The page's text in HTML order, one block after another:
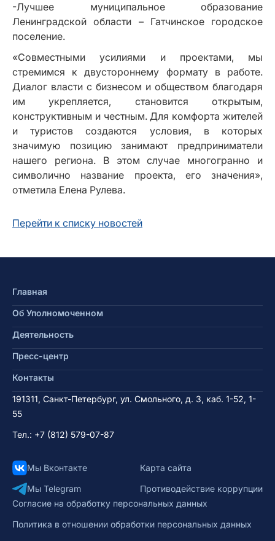
-Лучшее муниципальное образование
Ленинградской области – Гатчинское городское
поселение.
«Совместными усилиями и проектами, мы
стремимся к двустороннему формату в работе.
Диалог власти с бизнесом и обществом благодаря
им укрепляется, становится открытым,
конструктивным и честным. Для комфорта жителей
и туристов создаются условия, в которых
значимую позицию занимают предприниматели
нашего региона. В этом случае многогранно и
символично название проекта, его значения»,
отметила Елена Рулева.
Перейти к списку новостей
Главная
Об Уполномоченном
Деятельность
Пресс-центр
Контакты
191311, Санкт-Петербург, ул. Смольного, д. 3, каб. 1-52, 1-
55
Тел.: +7 (812) 579-07-87
Мы Вконтакте
Мы Telegram
Карта сайта
Противодействие коррупции
Согласие на обработку персональных данных
Политика в отношении обработки персональных данных